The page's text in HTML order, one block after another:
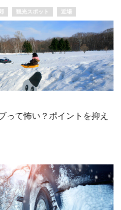
観光スポット 近場
って怖い？ポイントを抑え